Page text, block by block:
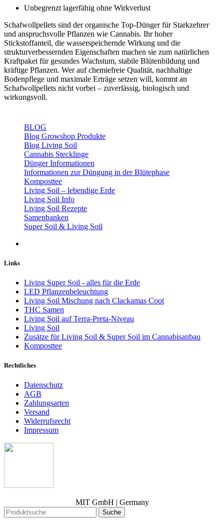
Unbegrenzt lagerfähig ohne Wirkverlust
Schafwollpellets sind der organische Top-Dünger für Starkzehrer
und anspruchsvolle Pflanzen wie Cannabis. Ihr hoher
Stickstoffanteil, die wasserspeichernde Wirkung und die
strukturverbessernden Eigenschaften machen sie zum natürlichen
Kraftpaket für gesundes Wachstum, stabile Blütenbildung und
kräftige Pflanzen. Wer auf chemiefreie Qualität, nachhaltige
Bodenpflege und maximale Erträge setzen will, kommt an
Schafwollpellets nicht vorbei – zuverlässig, biologisch und
wirkungsvoll.
BLOG
Blog Growshop Produkte
Blog Living Soil
Cannabis Stecklinge
Dünger Informationen
Informationen zur Düngung in der Blütephase
Komposttee
Living Soil – lebendige Erde
Living Soil Info
Living Soil Rezepte
Samenbanken
Super Soil & Living Soil
Links
Living Super Soil - alles für die Erde
LED Pflanzenbeleuchtung
Living Soil Mischung nach Clackamas Coot
THC Samen
Living Soil auf Terra-Preta-Niveau
Living Soil
Zusätze für Living Soil & Super Soil im Cannabisanbau
Komposttee
Rechtliches
Datenschutz
AGB
Zahlungsarten
Versand
Widerrufsrecht
Impressum
MIT GmbH | Germany
Suche